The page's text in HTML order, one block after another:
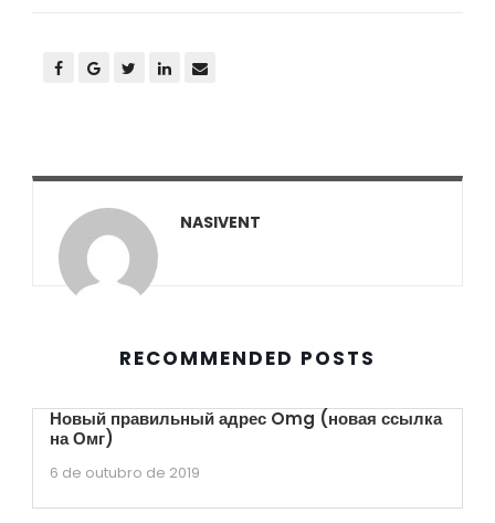
NASIVENT
RECOMMENDED POSTS
Новый правильный адрес Omg (новая ссылка
на Омг)
6 de outubro de 2019